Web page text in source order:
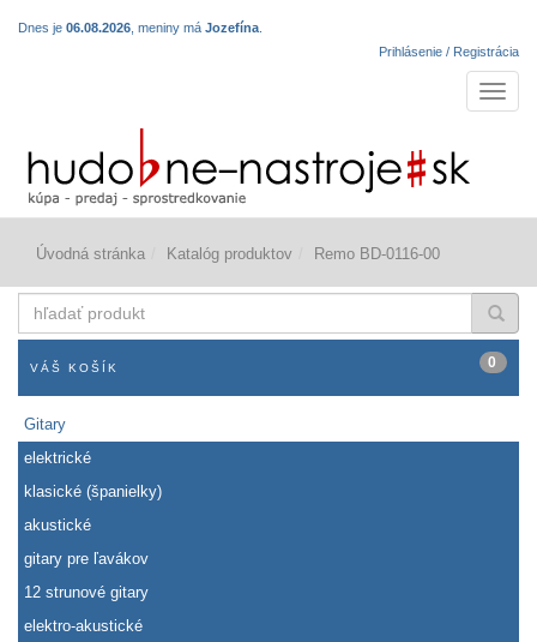
Dnes je 06.08.2026 , meniny má Jozefína
Prihlásenie / Registrácia
Úvodná stránka Katalóg produktov Remo BD-0116-00
produkt
VÁŠ KOŠÍK 0
Gitary
elektrické
klasické (španielky)
akustické
gitary pre ľavákov
12 strunové gitary
elektro-akustické